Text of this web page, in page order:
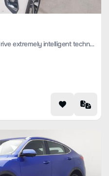
Haval F7x 2021 2.0T two-wheel drive extremely intelligent technology version